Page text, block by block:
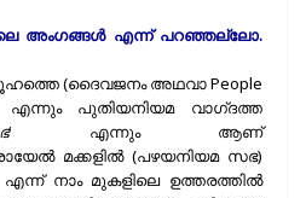
അംഗങ്ങൾ എന്ന് പറഞ്ഞല്ലോ.
(ദൈവജനം അഥവാ People
എന്നും പുതിയനിയമ വാഗ്‌ദത്ത
‘ എന്നും ആണ്
മക്കളിൽ (പഴയനിയമ സഭ)
നാം മുകളിലെ ഉത്തരത്തിൽ